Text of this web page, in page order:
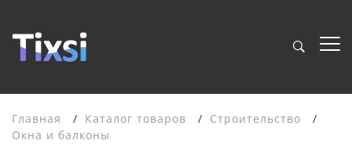
Главная Каталог товаров
Строительство
Окна и балконы